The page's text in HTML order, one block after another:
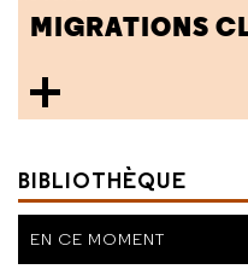
MIGRATIONS
BIBLIOTHÈQUE
EN CE MOMENT